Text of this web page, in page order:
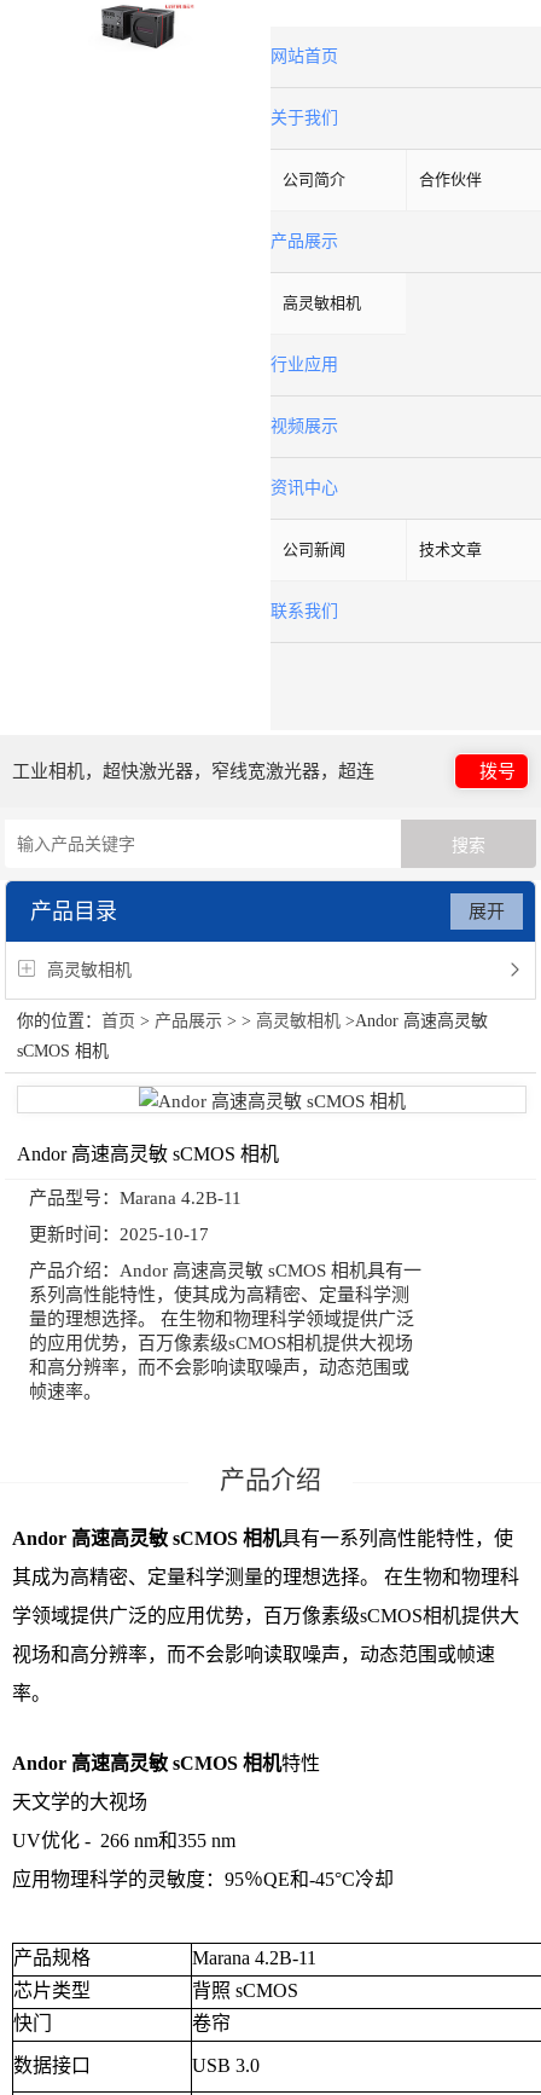
网站首页
关于我们
公司简介 合作伙伴
产品展示
高灵敏相机
行业应用
视频展示
资讯中心
公司新闻 技术文章
联系我们
工业相机，超快激光器，窄线宽激光器，超连
续谱光源，光子晶体光纤
拨号
产品目录
高灵敏相机
展开
你的位置：首页 > 产品展示 > > 高灵敏相机 >Andor 高速高灵敏
sCMOS 相机
Andor 高速高灵敏 sCMOS 相机
产品型号： Marana 4.2B-11
更新时间： 2025-10-17
产品介绍： Andor 高速高灵敏 sCMOS 相机具有一
系列高性能特性，使其成为高精密、定量科学测
量的理想选择。 在生物和物理科学领域提供广泛
的应用优势，百万像素级sCMOS相机提供大视场
和高分辨率，而不会影响读取噪声，动态范围或
帧速率。
Andor 高速高灵敏 sCMOS 相机具有一系列高性能特性，使
其成为高精密、定量科学测量的理想选择。 在生物和物理科
学领域提供广泛的应用优势，百万像素级sCMOS相机提供大
视场和高分辨率，而不会影响读取噪声，动态范围或帧速
率。
Andor 高速高灵敏 sCMOS 相机特性
天文学的大视场
UV优化 - 266 nm和355 nm
应用物理科学的灵敏度：95％QE和-45°C冷却
产品规格
Marana 4.2B-11
芯片类型
背照 sCMOS
快门
卷帘
数据接口
USB 3.0